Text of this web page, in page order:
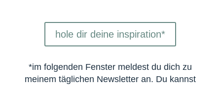
hole dir deine inspiration*
*im folgenden Fenster meldest du dich zu
meinem täglichen Newsletter an. Du kannst